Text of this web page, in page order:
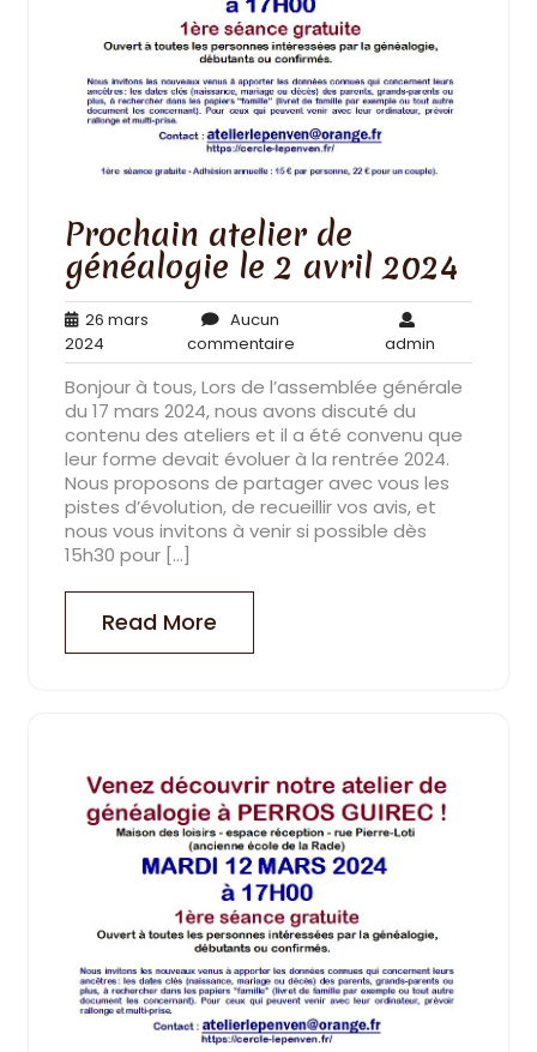
Prochain atelier de
généalogie le 2 avril 2024
26 mars
2024
mars
2024
Aucun
commentaire
commentaire
adminadmin
Bonjour à tous, Lors de l’assemblée générale
du 17 mars 2024, nous avons discuté du
contenu des ateliers et il a été convenu que
leur forme devait évoluer à la rentrée 2024.
Nous proposons de partager avec vous les
pistes d’évolution, de recueillir vos avis, et
nous vous invitons à venir si possible dès
15h30 pour […]
Read More